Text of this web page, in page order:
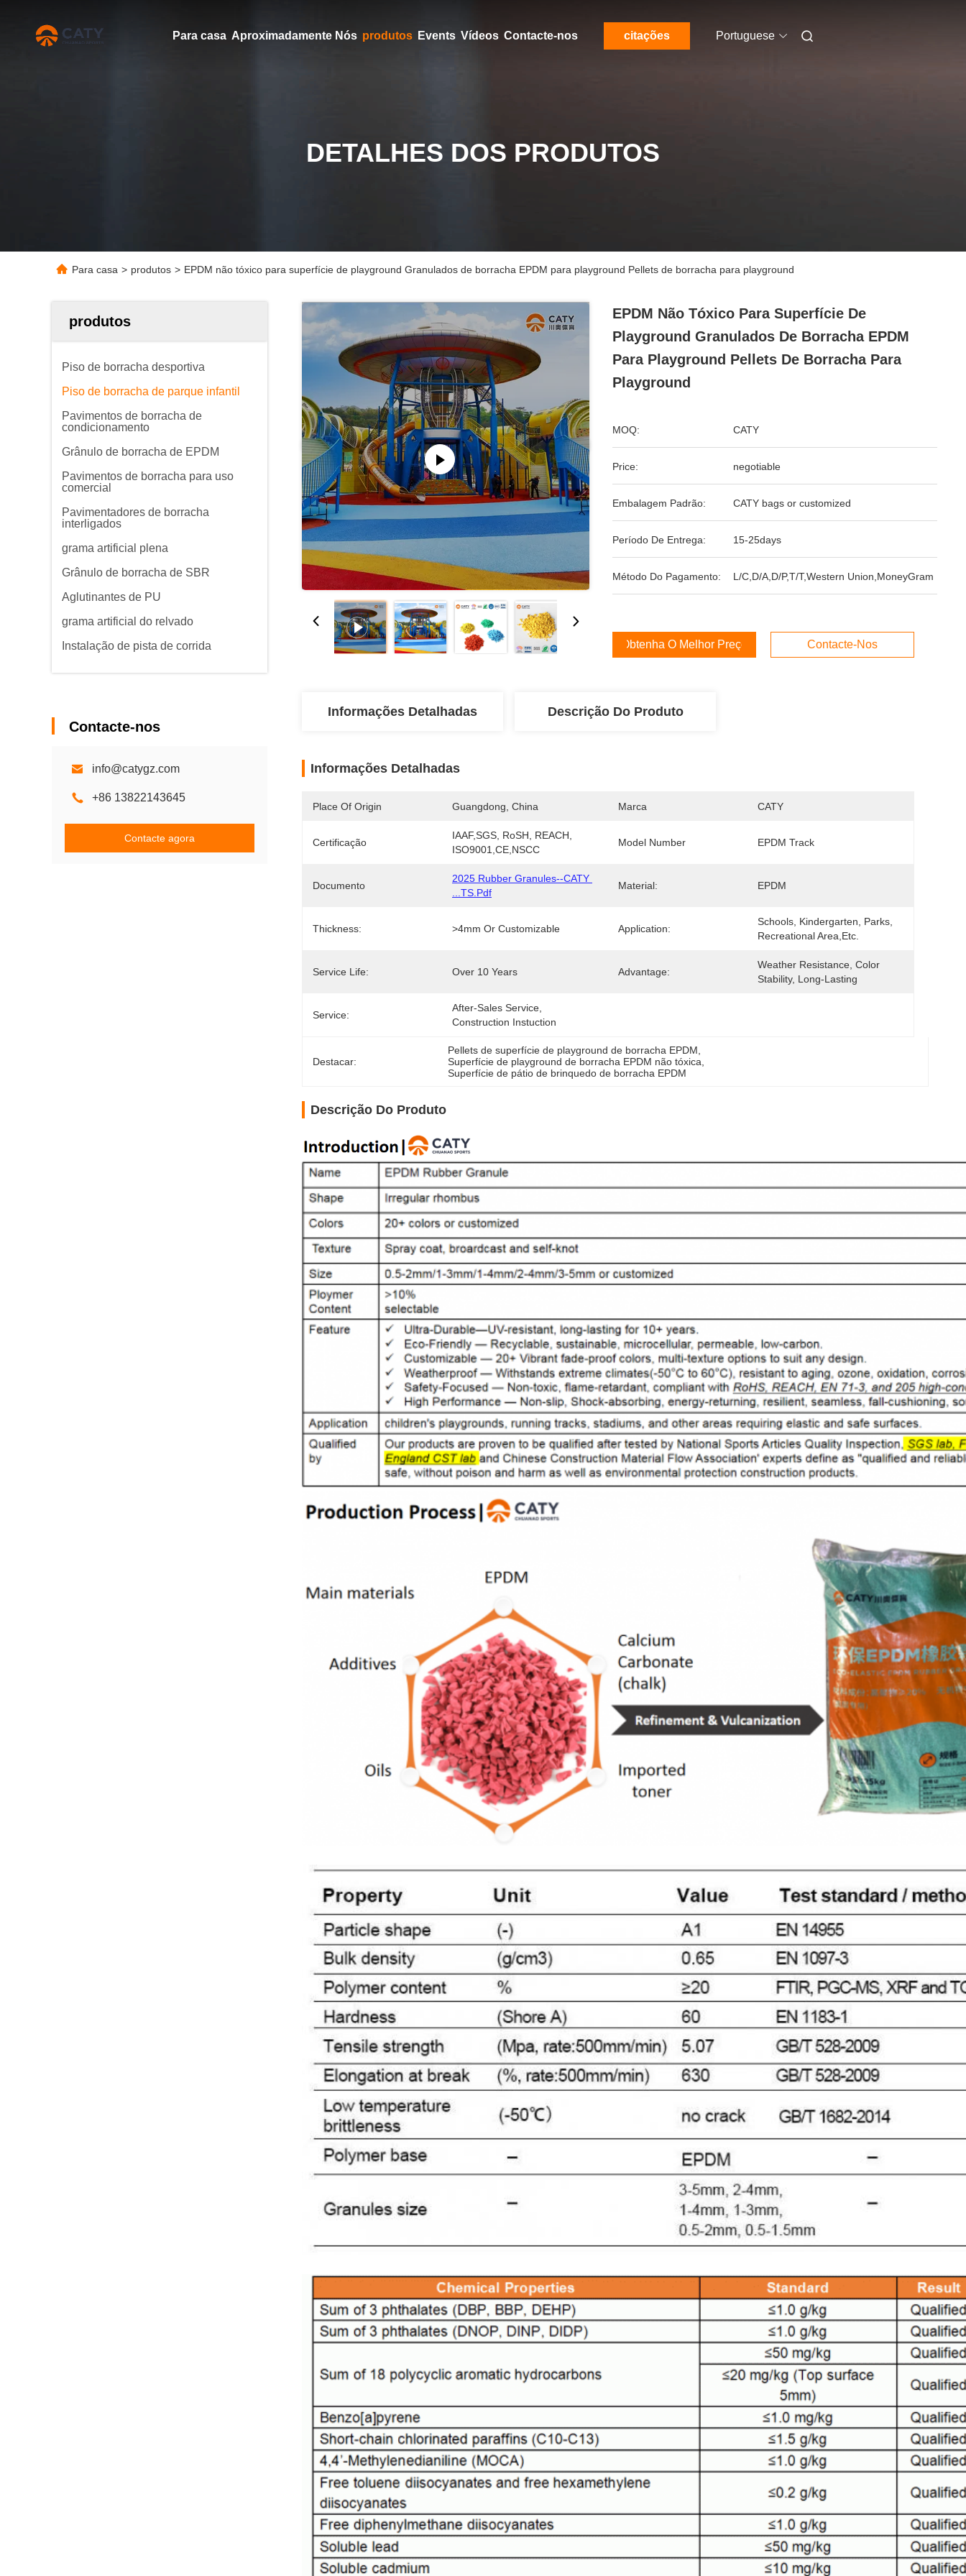
Para casa Aproximadamente Nós produtos Events Vídeos Contacte-nos citações Portuguese
DETALHES DOS PRODUTOS
Para casa > produtos > EPDM não tóxico para superfície de playground Granulados de borracha EPDM para playground Pellets de borracha para playground
produtos
Piso de borracha desportiva
Piso de borracha de parque infantil
Pavimentos de borracha de
condicionamento
Grânulo de borracha de EPDM
Pavimentos de borracha para uso
comercial
Pavimentadores de borracha
interligados
grama artificial plena
Grânulo de borracha de SBR
Aglutinantes de PU
grama artificial do relvado
Instalação de pista de corrida
Contacte-nos
info@catygz.com
+86 13822143645
Contacte agora
EPDM Não Tóxico Para Superfície De
Playground Granulados De Borracha EPDM
Para Playground Pellets De Borracha Para
Playground
MOQ: CATY
Price: negotiable
Embalagem Padrão: CATY bags or customized
Período De Entrega: 15-25days
Método Do Pagamento: L/C,D/A,D/P,T/T,Western Union,MoneyGram
Obtenha O Melhor Preço Contacte-Nos
Informações Detalhadas Descrição Do Produto
Informações Detalhadas
Place Of Origin Guangdong, China Marca CATY
Certificação
IAAF,SGS, RoSH, REACH,
ISO9001,CE,NSCC
Model Number EPDM Track
Documento
2025 Rubber Granules--CATY
...TS.pdf
Material: EPDM
Thickness: >4mm Or Customizable Application:
Schools, Kindergarten, Parks,
Recreational Area,etc.
Service Life: Over 10 Years Advantage:
Weather Resistance, Color
Stability, Long-Lasting
Service:
After-Sales Service,
Construction Instuction
Destacar:
Pellets de superfície de playground de borracha EPDM
Superfície de playground de borracha EPDM não tóxica
Superfície de pátio de brinquedo de borracha EPDM
Descrição Do Produto